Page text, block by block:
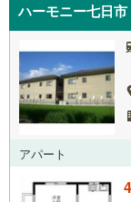
ハーモニー七日
アパート